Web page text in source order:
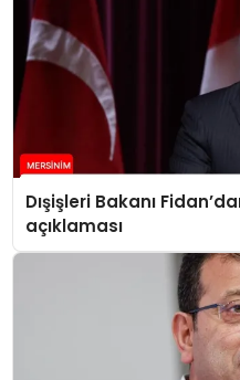
Dışişleri Bakanı
açıklaması